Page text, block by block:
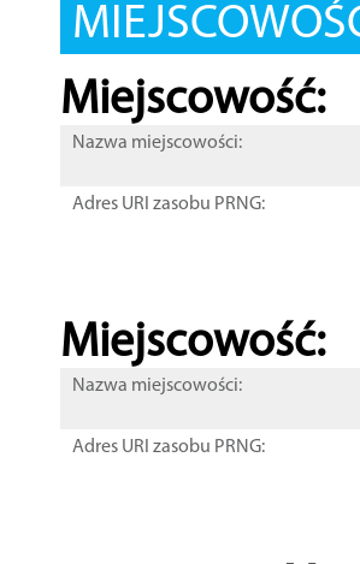
Miejscowość:
Nazwa miejscowości:
Adres URI zasobu PRNG:
Miejscowość:
Nazwa miejscowości:
Adres URI zasobu PRNG: